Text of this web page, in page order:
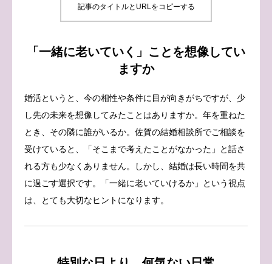
記事のタイトルとURLをコピーする
「一緒に老いていく」ことを想像してい
ますか
婚活というと、今の相性や条件に目が向きがちですが、少
し先の未来を想像してみたことはありますか。年を重ねた
とき、その隣に誰がいるか。佐賀の結婚相談所でご相談を
受けていると、「そこまで考えたことがなかった」と話さ
れる方も少なくありません。しかし、結婚は長い時間を共
に過ごす選択です。「一緒に老いていけるか」という視点
は、とても大切なヒントになります。